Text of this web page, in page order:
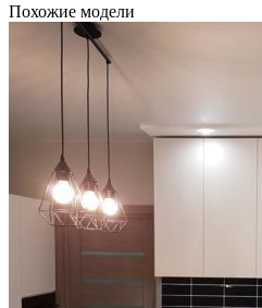
Похожие модели